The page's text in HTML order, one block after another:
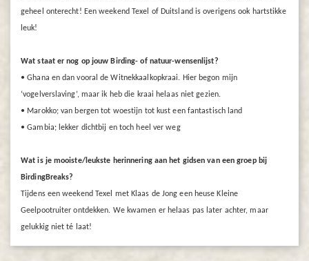
geheel onterecht! Een weekend Texel of Duitsland is overigens ook hartstikke
leuk!
Wat staat er nog op jouw Birding- of natuur-wensenlijst?
• Ghana en dan vooral de Witnekkaalkopkraai. Hier begon mijn
‘vogelverslaving’, maar ik heb die kraai helaas niet gezien.
• Marokko; van bergen tot woestijn tot kust een fantastisch land
• Gambia; lekker dichtbij en toch heel ver weg
Wat is je mooiste/leukste herinnering aan het gidsen van een groep bij
BirdingBreaks?
Tijdens een weekend Texel met Klaas de Jong een heuse Kleine
Geelpootruiter ontdekken. We kwamen er helaas pas later achter, maar
gelukkig niet té laat!